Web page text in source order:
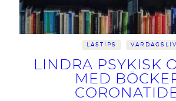
LÄSTIPS VARDAGSLIV
LINDRA PSYKISK
MED